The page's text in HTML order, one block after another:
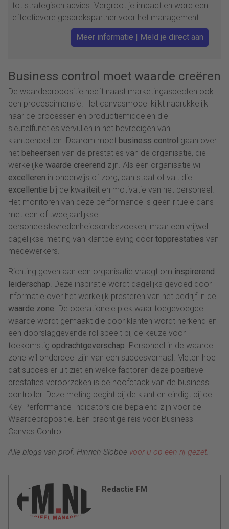
tot strategisch advies. Vergroot je impact en word een
effectievere gesprekspartner voor het management.
Meer informatie | Meld je direct aan
Business control moet waarde creëren
De waardepropositie heeft naast marketingaspecten ook
een procesdimensie. Het canvasmodel kijkt nadrukkelijk
naar de processen en productiemiddelen die
sleutelfuncties vervullen in het bevredigen van
klantbehoeften. Daarom moet business control gaan over
het beheersen van de prestaties van de organisatie, die
werkelijke waarde creërend zijn. Als een organisatie wil
excelleren in onderwijs of zorg, dan staat of valt die
excellentie bij de kwaliteit en motivatie van het personeel.
Het monitoren van deze performance is geen rituele dans
met een of tweejaarlijkse
personeelstevredenheidsonderzoeken, maar een vrijwel
dagelijkse meting van klantbeleving door topprestaties van
medewerkers.
Richting geven aan een organisatie vraagt om inspirerend
leiderschap. Deze inspiratie wordt dagelijks gevoed door
informatie over het werkelijk presteren van het bedrijf in de
waarde zone. De operationele plek waar toegevoegde
waarde wordt gemaakt die door klanten wordt herkend en
een doorslaggevende rol speelt bij de keuze voor
toekomstig opdrachtgeverschap. Personeel in de waarde
zone wil onderdeel zijn van een succesverhaal. Meten hoe
dat succes er uit ziet en welke factoren deze positieve
prestaties veroorzaken is de hoofdtaak van de business
controller. Deze meting begint bij de klant en eindigt bij de
Key Performance Indicators die bepalend zijn voor de
Waardepropositie. Een prachtige reis voor Business
Canvas Control.
Alle blogs van prof. Hinrich Slobbe voor u op een rij gezet.
Redactie FM